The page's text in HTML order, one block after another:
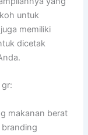
untuk
memiliki
dicetak
makanan berat
branding